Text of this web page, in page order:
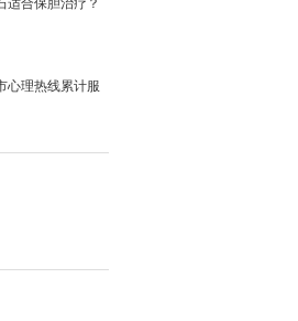
适合保胆治疗？
心理热线累计服